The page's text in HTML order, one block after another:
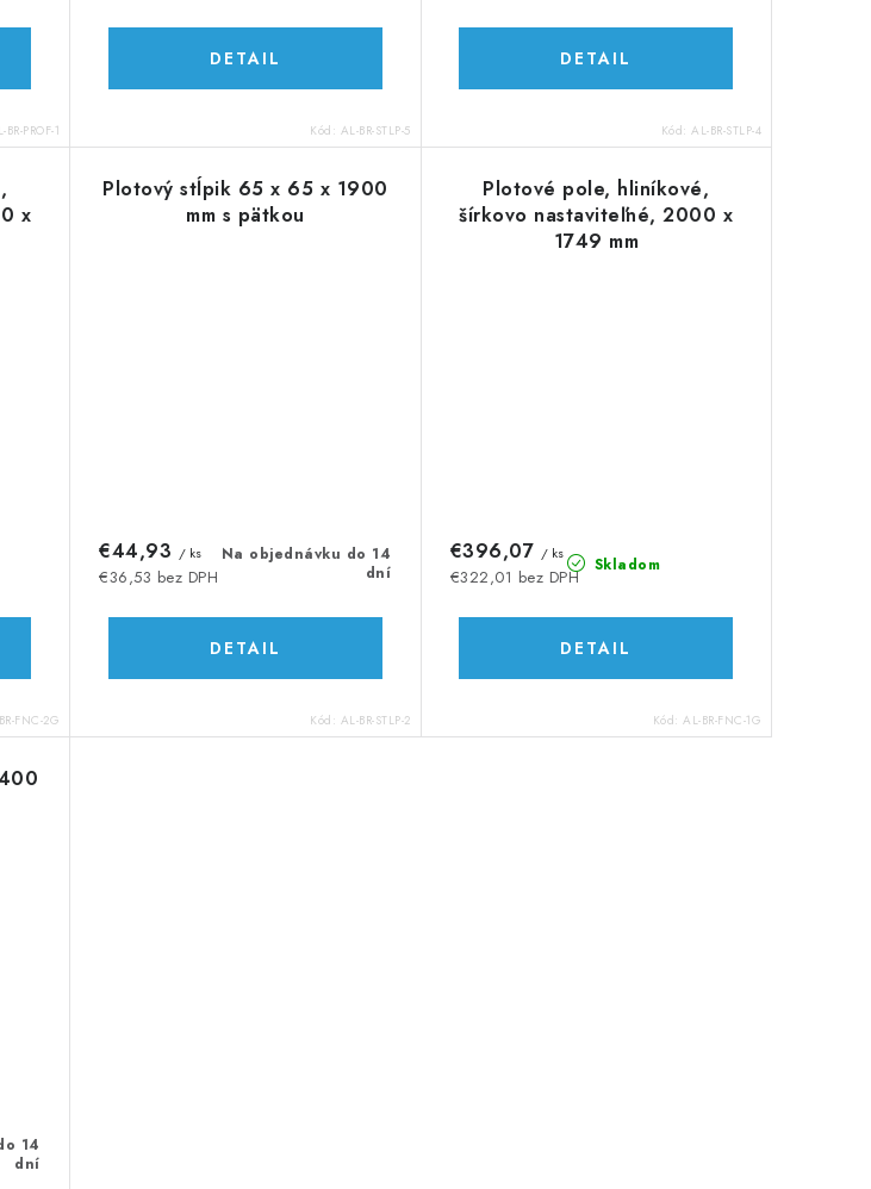
BR-PROF-1
DETAIL
Kód: AL-BR-STLP-5
DETAIL
Kód: AL-BR-STLP-4
x
FNC-2G
Plotový stĺpik 65 x 65 x 1900
mm s pätkou
Na objednávku do 14
dní
€36,53 bez DPH
€44,93 / ks
DETAIL
Kód: AL-BR-STLP-2
Plotové pole, hliníkové,
šírkovo nastaviteľné, 2000 x
1749 mm
Skladom
€322,01 bez DPH
€396,07 / ks
DETAIL
Kód: AL-BR-FNC-1G
14
dní